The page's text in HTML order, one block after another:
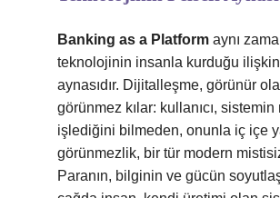
Banking as a Platform aynı
teknolojinin insanla kurduğu
aynasıdır. Dijitalleşme, görünür
görünmez kılar: kullanıcı, sistemin
işlediğini bilmeden, onunla iç içe
görünmezlik, bir tür modern
Paranın, bilginin ve gücün